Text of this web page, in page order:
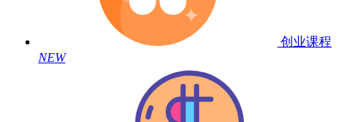
创业课程
NEW